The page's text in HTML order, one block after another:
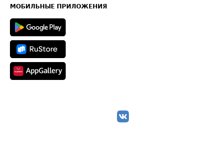
Техническая информация
МОБИЛЬНЫЕ ПРИЛОЖЕНИЯ